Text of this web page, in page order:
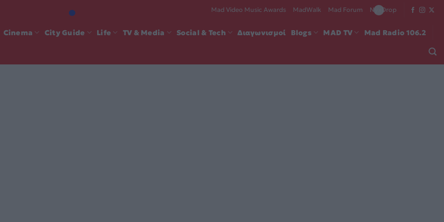
Mad Video Music Awards MadWalk Mad Forum NyxDrop
Cinema City Guide Life TV & Media Social & Tech Διαγωνισμοί Blogs MAD TV Mad Radio 106.2